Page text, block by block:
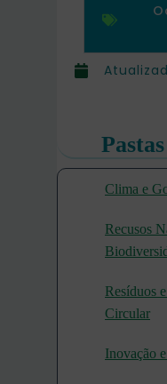
Clima e
Recusos
Resíduos
Circular
Inovação